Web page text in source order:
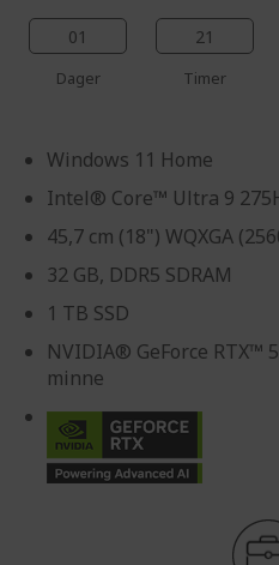
01
Dager
21
Timer
Windows 11 Home
Intel® Core™ Ultra 9
45,7 cm (18") WQXGA
32 GB, DDR5 SDRAM
1 TB SSD
NVIDIA® GeForce RTX™
minne